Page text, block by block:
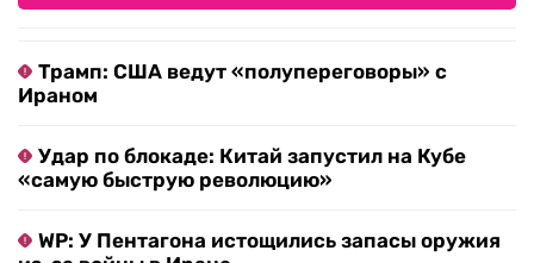
Трамп: США ведут «полупереговоры» с
Ираном
Удар по блокаде: Китай запустил на Кубе
«самую быструю революцию»
WP: У Пентагона истощились запасы оружия